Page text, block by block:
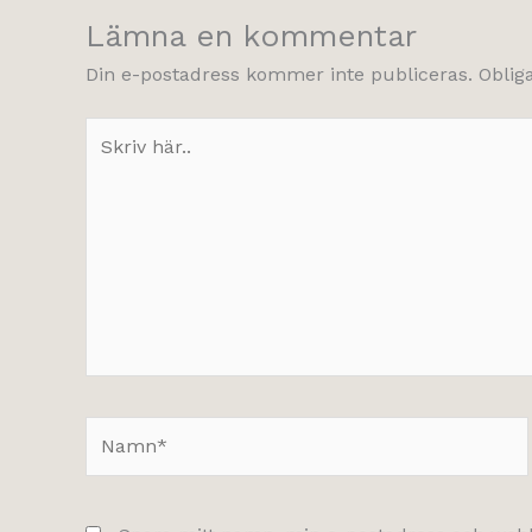
Lämna en kommentar
Din e-postadress kommer inte publiceras.
här..